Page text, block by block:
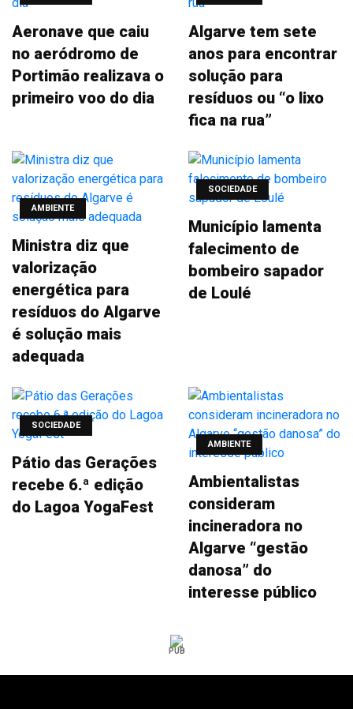
Aeronave que caiu
no aeródromo de
Portimão realizava o
primeiro voo do dia
Algarve tem sete
anos para encontrar
solução para
resíduos ou “o lixo
fica na rua”
AMBIENTE
Ministra diz que
valorização
energética para
resíduos do Algarve
é solução mais
adequada
SOCIEDADE
Município lamenta
falecimento de
bombeiro sapador
de Loulé
SOCIEDADE
Pátio das Gerações
recebe 6.ª edição
do Lagoa YogaFest
AMBIENTE
Ambientalistas
consideram
incineradora no
Algarve “gestão
danosa” do
interesse público
PUB